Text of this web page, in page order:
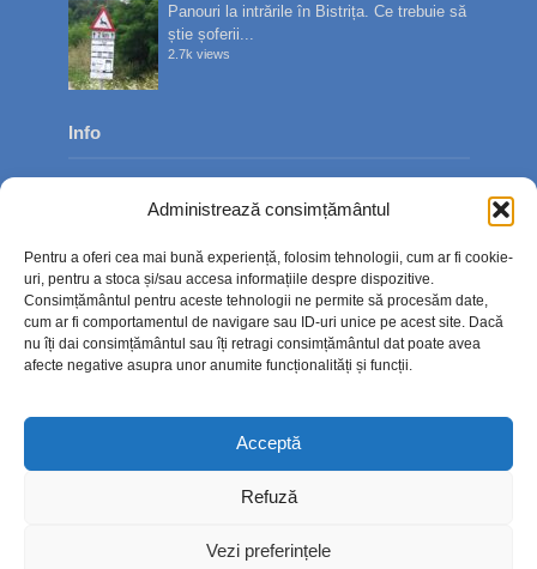
Administrează consimțământul
Pentru a oferi cea mai bună experiență, folosim tehnologii, cum ar fi cookie-
uri, pentru a stoca și/sau accesa informațiile despre dispozitive.
Consimțământul pentru aceste tehnologii ne permite să procesăm date,
cum ar fi comportamentul de navigare sau ID-uri unice pe acest site. Dacă
nu îți dai consimțământul sau îți retragi consimțământul dat poate avea
afecte negative asupra unor anumite funcționalități și funcții.
Acceptă
Refuză
Vezi preferințele
Panouri la intrările în Bistrița. Ce trebuie să
știe șoferii...
2.7k views
Info
Contact
Politica de confidențialitate
Politică cookie-uri (UE)